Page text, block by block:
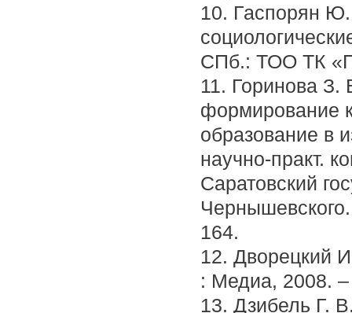
10. Гаспорян
СПб.: ТОО ТК
11. Горинова
формирование
образование в
научно-практ.
Саратовский
164.
12. Дворецкий
: Медиа, 2008.
13. Дзибель Г.